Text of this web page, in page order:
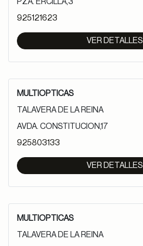
925121623
VER DETALLES
MULTIOPTICAS
TALAVERA DE LA REINA
AVDA. CONSTITUCION,17
925803133
VER DETALLES
MULTIOPTICAS
TALAVERA DE LA REINA